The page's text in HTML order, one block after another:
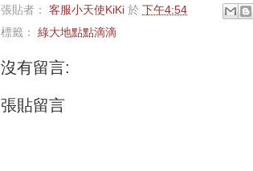
張貼者： 客服小天使KiKi 於 下午4:54
標籤： 綠大地點點滴滴
沒有留言:
張貼留言